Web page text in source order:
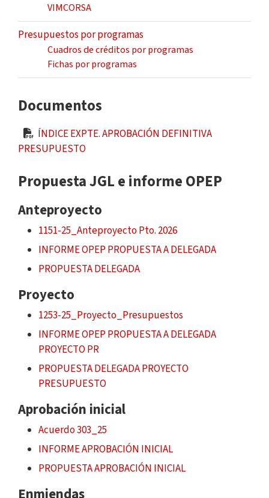
VIMCORSA
Presupuestos por programas
Cuadros de créditos por programas
Fichas por programas
Documentos
ÍNDICE EXPTE. APROBACIÓN DEFINITIVA
PRESUPUESTO
Propuesta JGL e informe OPEP
Anteproyecto
1151-25_Anteproyecto Pto. 2026
INFORME OPEP PROPUESTA A DELEGADA
PROPUESTA DELEGADA
Proyecto
1253-25_Proyecto_Presupuestos
INFORME OPEP PROPUESTA A DELEGADA
PROYECTO PR
PROPUESTA DELEGADA PROYECTO
PRESUPUESTO
Aprobación inicial
Acuerdo 303_25
INFORME APROBACIÓN INICIAL
PROPUESTA APROBACIÓN INICIAL